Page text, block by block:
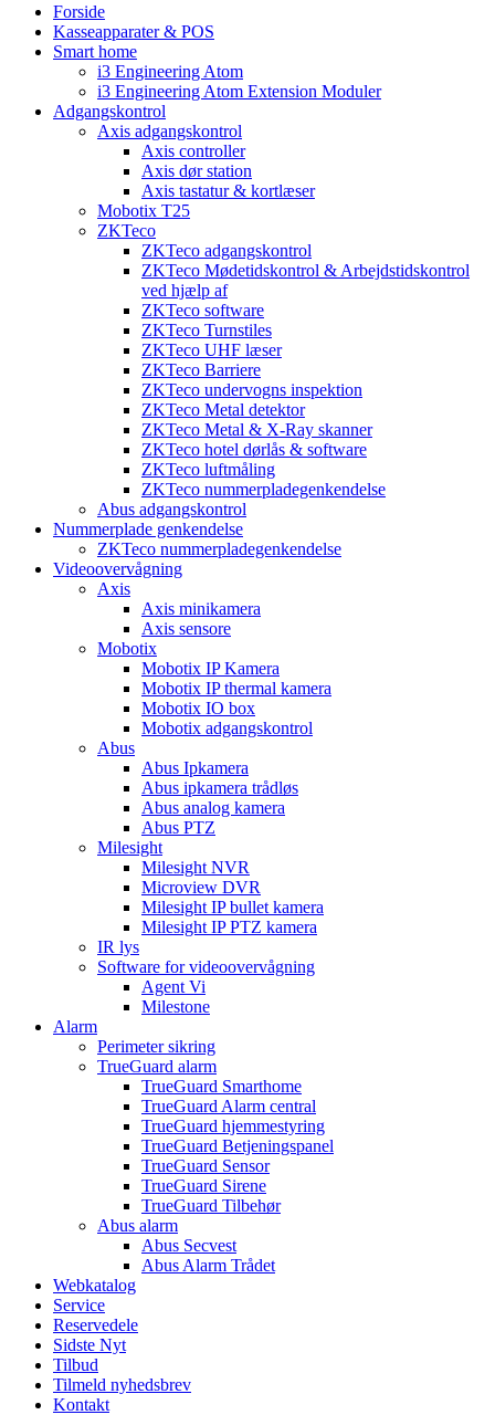
Forside
Kasseapparater & POS
Smart home
i3 Engineering Atom
i3 Engineering Atom Extension Moduler
Adgangskontrol
Axis adgangskontrol
Axis controller
Axis dør station
Axis tastatur & kortlæser
Mobotix T25
ZKTeco
ZKTeco adgangskontrol
ZKTeco Mødetidskontrol & Arbejdstidskontrol
ved hjælp af
ZKTeco software
ZKTeco Turnstiles
ZKTeco UHF læser
ZKTeco Barriere
ZKTeco undervogns inspektion
ZKTeco Metal detektor
ZKTeco Metal & X-Ray skanner
ZKTeco hotel dørlås & software
ZKTeco luftmåling
ZKTeco nummerpladegenkendelse
Abus adgangskontrol
Nummerplade genkendelse
ZKTeco nummerpladegenkendelse
Videoovervågning
Axis
Axis minikamera
Axis sensore
Mobotix
Mobotix IP Kamera
Mobotix IP thermal kamera
Mobotix IO box
Mobotix adgangskontrol
Abus
Abus Ipkamera
Abus ipkamera trådløs
Abus analog kamera
Abus PTZ
Milesight
Milesight NVR
Microview DVR
Milesight IP bullet kamera
Milesight IP PTZ kamera
IR lys
Software for videoovervågning
Agent Vi
Milestone
Alarm
Perimeter sikring
TrueGuard alarm
TrueGuard Smarthome
TrueGuard Alarm central
TrueGuard hjemmestyring
TrueGuard Betjeningspanel
TrueGuard Sensor
TrueGuard Sirene
TrueGuard Tilbehør
Abus alarm
Abus Secvest
Abus Alarm Trådet
Webkatalog
Service
Reservedele
Sidste Nyt
Tilbud
Tilmeld nyhedsbrev
Kontakt